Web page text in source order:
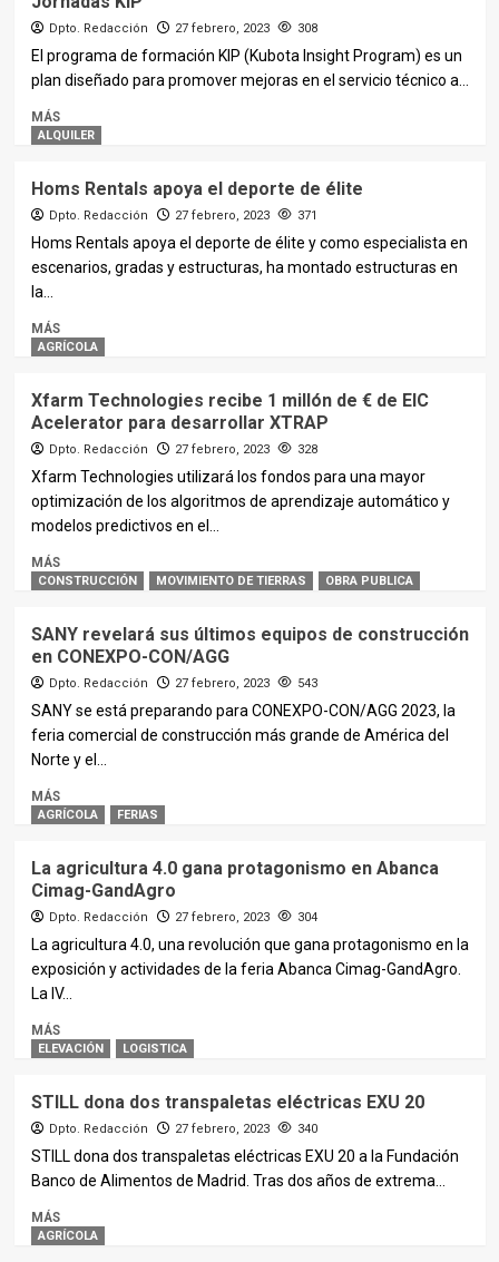
Dpto. Redacción 27 febrero, 2023 308
El programa de formación KIP (Kubota Insight Program) es un
plan diseñado para promover mejoras en el servicio técnico a...
MÁS
ALQUILER
Homs Rentals apoya el deporte de élite
Dpto. Redacción 27 febrero, 2023 371
Homs Rentals apoya el deporte de élite y como especialista en
escenarios, gradas y estructuras, ha montado estructuras en
la...
MÁS
AGRÍCOLA
Xfarm Technologies recibe 1 millón de € de EIC
Acelerator para desarrollar XTRAP
Dpto. Redacción 27 febrero, 2023 328
Xfarm Technologies utilizará los fondos para una mayor
optimización de los algoritmos de aprendizaje automático y
modelos predictivos en el...
MÁS
CONSTRUCCIÓN MOVIMIENTO DE TIERRAS OBRA PUBLICA
SANY revelará sus últimos equipos de construcción
en CONEXPO-CON/AGG
Dpto. Redacción 27 febrero, 2023 543
SANY se está preparando para CONEXPO-CON/AGG 2023, la
feria comercial de construcción más grande de América del
Norte y el...
MÁS
AGRÍCOLA FERIAS
La agricultura 4.0 gana protagonismo en Abanca
Cimag-GandAgro
Dpto. Redacción 27 febrero, 2023 304
La agricultura 4.0, una revolución que gana protagonismo en la
exposición y actividades de la feria Abanca Cimag-GandAgro.
La IV...
MÁS
ELEVACIÓN LOGISTICA
STILL dona dos transpaletas eléctricas EXU 20
Dpto. Redacción 27 febrero, 2023 340
STILL dona dos transpaletas eléctricas EXU 20 a la Fundación
Banco de Alimentos de Madrid. Tras dos años de extrema...
MÁS
AGRÍCOLA